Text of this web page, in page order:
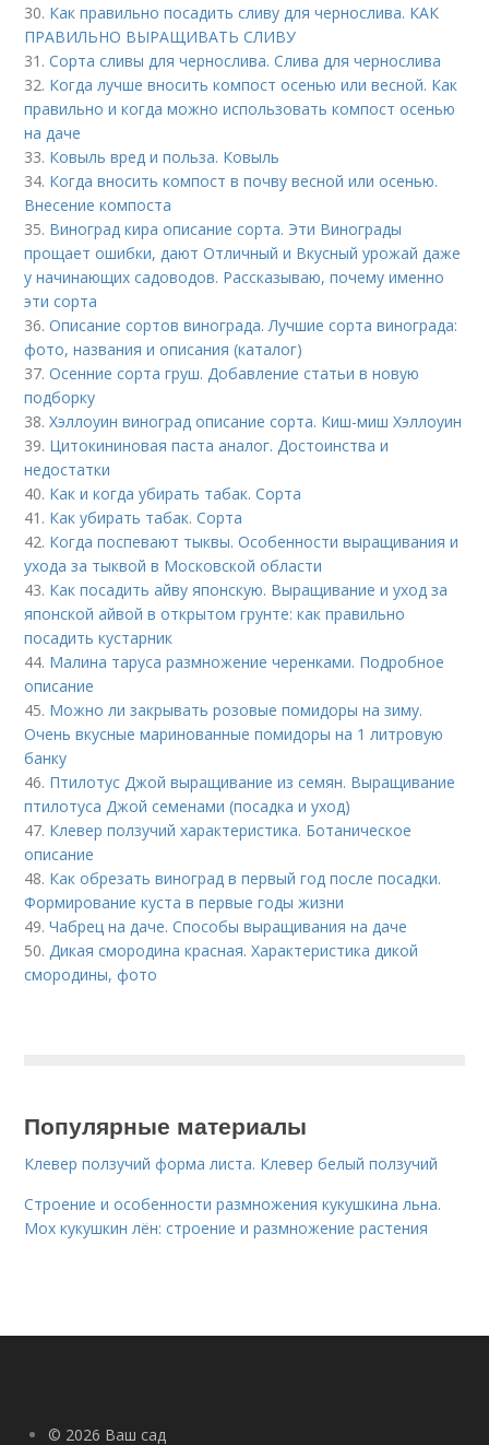
30. Как правильно посадить сливу для чернослива. КАК
ПРАВИЛЬНО ВЫРАЩИВАТЬ СЛИВУ
31.Сорта сливы для чернослива. Слива для чернослива
32. Когда лучше вносить компост осенью или весной. Как
правильно и когда можно использовать компост осенью
на даче
33. Ковыль вред и польза. Ковыль
34. Когда вносить компост в почву весной или осенью.
Внесение компоста
35. Виноград кира описание сорта. Эти Винограды
прощает ошибки, дают Отличный и Вкусный урожай даже
у начинающих садоводов. Рассказываю, почему именно
эти сорта
36.Описание сортов винограда. Лучшие сорта винограда:
фото, названия и описания (каталог)
37.Осенние сорта груш. Добавление статьи в новую
подборку
38.Хэллоуин виноград описание сорта. Киш-миш Хэллоуин
39. Цитокининовая паста аналог. Достоинства и
недостатки
40. Как и когда убирать табак. Сорта
41. Как убирать табак. Сорта
42. Когда поспевают тыквы. Особенности выращивания и
ухода за тыквой в Московской области
43. Как посадить айву японскую. Выращивание и уход за
японской айвой в открытом грунте: как правильно
посадить кустарник
44. Малина таруса размножение черенками. Подробное
описание
45. Можно ли закрывать розовые помидоры на зиму.
Очень вкусные маринованные помидоры на 1 литровую
банку
46. Птилотус Джой выращивание из семян. Выращивание
птилотуса Джой семенами (посадка и уход)
47. Клевер ползучий характеристика. Ботаническое
описание
48. Как обрезать виноград в первый год после посадки.
Формирование куста в первые годы жизни
49.Чабрец на даче. Способы выращивания на даче
50.Дикая смородина красная. Характеристика дикой
смородины, фото
Популярные материалы
Клевер ползучий форма листа. Клевер белый ползучий
Строение и особенности размножения кукушкина льна.
Мох кукушкин лён: строение и размножение растения
© 2026 Ваш сад